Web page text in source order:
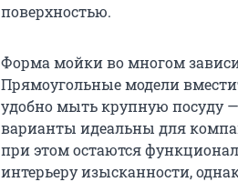
поверхностью.
Форма мойки во многом
Прямоугольные модели
удобно мыть крупную посуду
варианты идеальны для
при этом остаются
интерьеру изысканности,